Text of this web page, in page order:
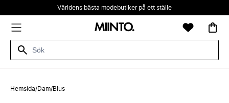
Världens bästa modebutiker på ett ställe
Hemsida/Dam/Blus